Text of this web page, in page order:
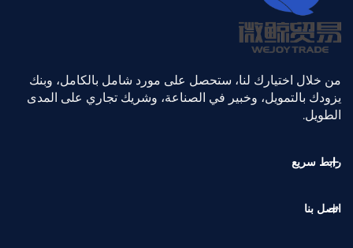
من خلال اختيارك لنا، ستحصل على مورد شامل بالكامل، وبنك
يزودك بالتمويل، وخبير في الصناعة، وشريك تجاري على المدى
الطويل.
رابط سريع
اتصل بنا